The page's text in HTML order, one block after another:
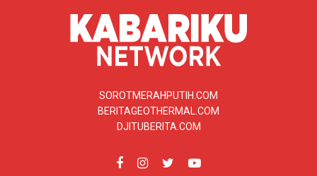
SOROTMERAHPUTIH.COM
BERITAGEOTHERMAL.COM
DJITUBERITA.COM